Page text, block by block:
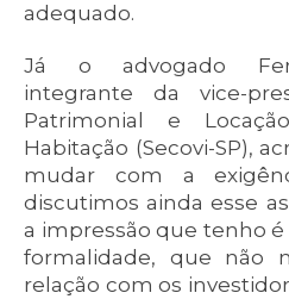
adequado.
Já o advogado
integrante da vice-
Patrimonial e
Habitação (Secovi-SP),
mudar com a
discutimos ainda esse
a impressão que tenho
formalidade, que não
relação com os